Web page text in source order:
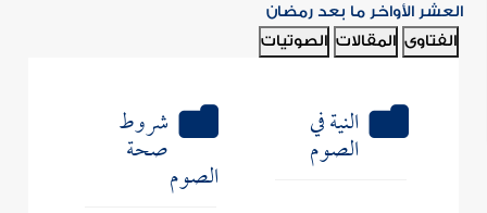
العشر الأواخر ما بعد رمضان
الفتاوى المقالات الصوتيات
النية في
الصوم
شروط
صحة
الصوم